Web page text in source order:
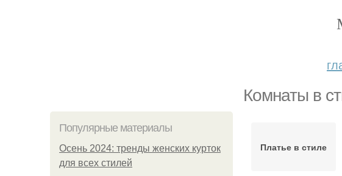
Комнаты в
Популярные материалы
Осень 2024: тренды женских курток
для всех стилей
Платье в стиле